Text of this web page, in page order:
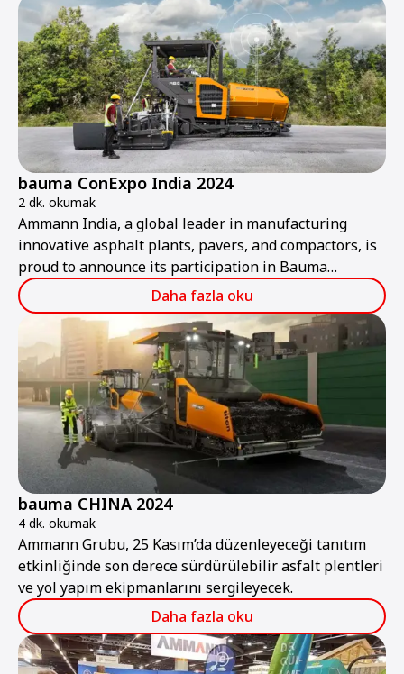
bauma ConExpo India 2024
2 dk. okumak
Ammann India, a global leader in manufacturing
innovative asphalt plants, pavers, and compactors, is
proud to announce its participation in Bauma
ConExpo India 2024.Daha fazla oku
bauma CHINA 2024
4 dk. okumak
Ammann Grubu, 25 Kasım’da düzenleyeceği tanıtım
etkinliğinde son derece sürdürülebilir asfalt plentleri
ve yol yapım ekipmanlarını sergileyecek.
Daha fazla oku